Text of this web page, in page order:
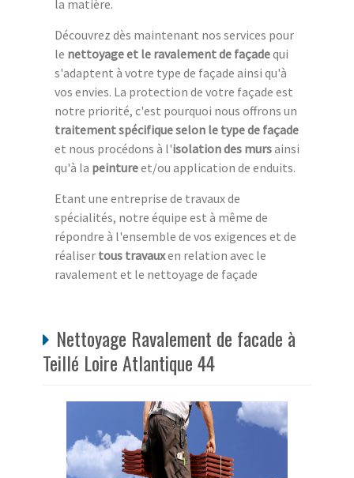
la matière.
Découvrez dès maintenant nos services pour
le nettoyage et le ravalement de façadequi
s'adaptent à votre type de façade ainsi qu'à
vos envies. La protection de votre façade est
notre priorité, c'est pourquoi nous offrons un
traitement spécifique selon le type de façade
et nous procédons à l'isolation des mursainsi
qu'à la peintureet/ou application de enduits.
Etant une entreprise de travaux de
spécialités, notre équipe est à même de
répondre à l'ensemble de vos exigences et de
réaliser tous travauxen relation avec le
ravalement et le nettoyage de façade
Nettoyage Ravalement de facade à
Teillé Loire Atlantique 44